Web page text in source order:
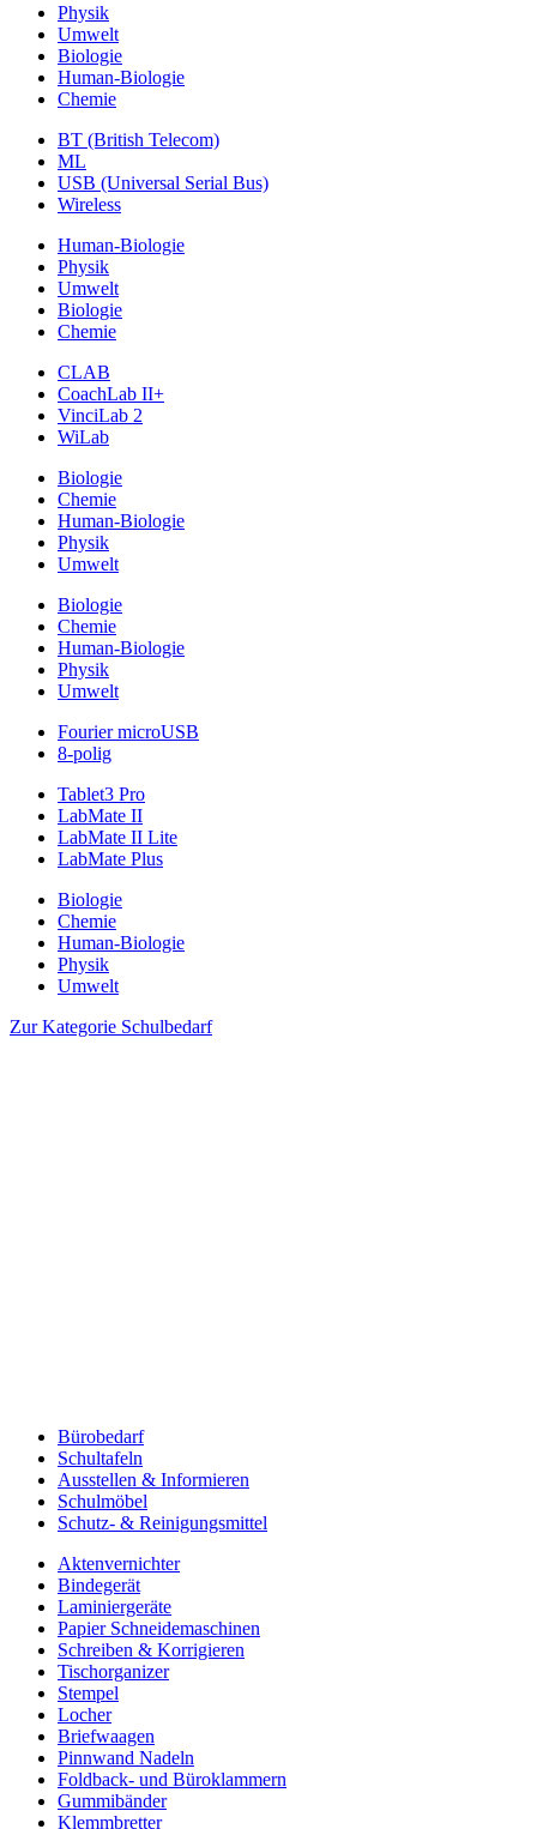
Physik
Umwelt
Biologie
Human-Biologie
Chemie
BT (British Telecom)
ML
USB (Universal Serial Bus)
Wireless
Human-Biologie
Physik
Umwelt
Biologie
Chemie
CLAB
CoachLab II+
VinciLab 2
WiLab
Biologie
Chemie
Human-Biologie
Physik
Umwelt
Biologie
Chemie
Human-Biologie
Physik
Umwelt
Fourier microUSB
8-polig
Tablet3 Pro
LabMate II
LabMate II Lite
LabMate Plus
Biologie
Chemie
Human-Biologie
Physik
Umwelt
Zur Kategorie Schulbedarf
Bürobedarf
Schultafeln
Ausstellen & Informieren
Schulmöbel
Schutz- & Reinigungsmittel
Aktenvernichter
Bindegerät
Laminiergeräte
Papier Schneidemaschinen
Schreiben & Korrigieren
Tischorganizer
Stempel
Locher
Briefwaagen
Pinnwand Nadeln
Foldback- und Büroklammern
Gummibänder
Klemmbretter